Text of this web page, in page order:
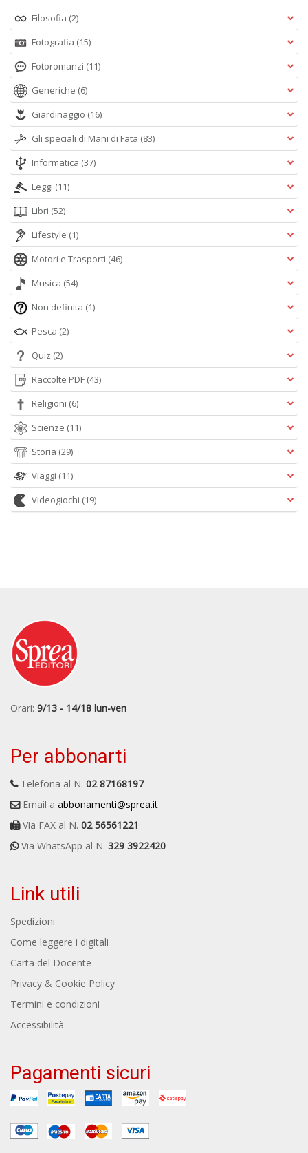
Filosofia (2)
Fotografia (15)
Fotoromanzi (11)
Generiche (6)
Giardinaggio (16)
Gli speciali di Mani di Fata (83)
Informatica (37)
Leggi (11)
Libri (52)
Lifestyle (1)
Motori e Trasporti (46)
Musica (54)
Non definita (1)
Pesca (2)
Quiz (2)
Raccolte PDF (43)
Religioni (6)
Scienze (11)
Storia (29)
Viaggi (11)
Videogiochi (19)
Orari: 9/13 - 14/18 lun-ven
Per abbonarti
Telefona al N. 02 87168197
Email a abbonamenti@sprea.it
Via FAX al N. 02 56561221
Via WhatsApp al N. 329 3922420
Link utili
Spedizioni
Come leggere i digitali
Carta del Docente
Privacy & Cookie Policy
Termini e condizioni
Accessibilità
Pagamenti sicuri